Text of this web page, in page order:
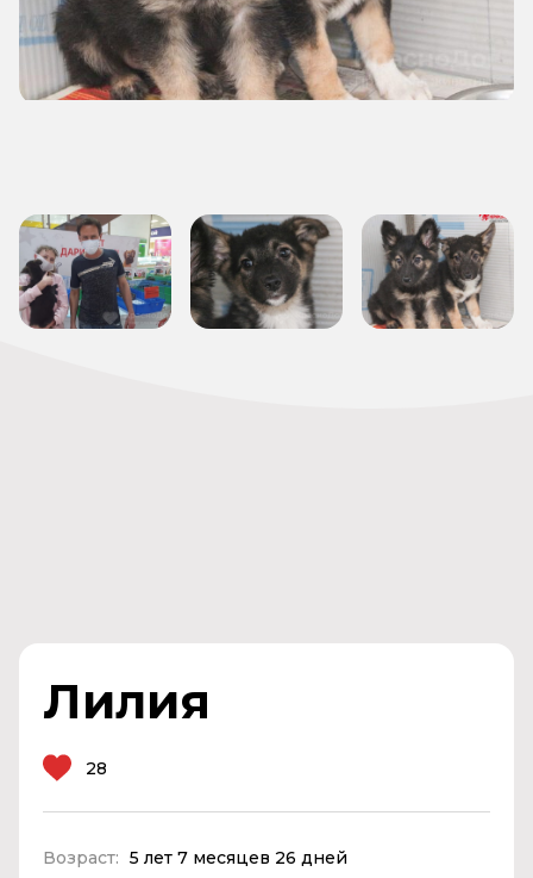
Лилия
28
Возраст: 5 лет 7 месяцев 26 дней